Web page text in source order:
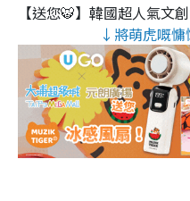
【送您🐯】韓國超人氣文
↓將萌虎嘅